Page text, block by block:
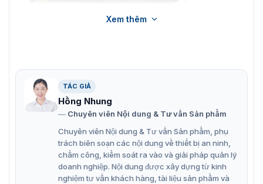
AT2910K được tùy chỉnh cho các trạm kiểm soát, để quét
ô tô, xe buýt, xế hộp… Nó có thể được tích hợp với Hệ
thống nhận dạng biển số, video thời gian thực và chụp
ảnh thời gian thực để đáp ứng các yêu cầu khác nhau
Tính năng nổi bật của hệ thống kiểm tra
xe AT2910K
Xem thêm
TÁC GIẢ
Hồng Nhung
Chuyên viên Nội dung & Tư vấn Sản phẩm
Chuyên viên Nội dung & Tư vấn Sản phẩm, phụ
trách biên soạn các nội dung về thiết bị an ninh,
chấm công, kiểm soát ra vào và giải pháp quản lý
doanh nghiệp. Nội dung được xây dựng từ kinh
nghiệm tư vấn khách hàng, tài liệu sản phẩm và